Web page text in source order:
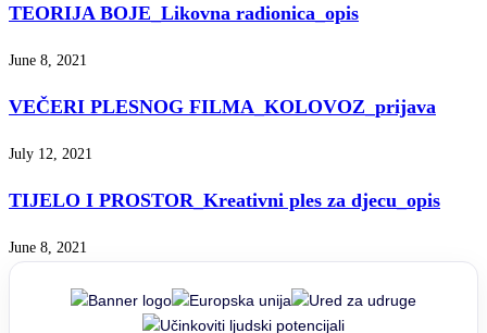
TEORIJA BOJE_Likovna radionica_opis
June 8, 2021
VEČERI PLESNOG FILMA_KOLOVOZ_prijava
July 12, 2021
TIJELO I PROSTOR_Kreativni ples za djecu_opis
June 8, 2021